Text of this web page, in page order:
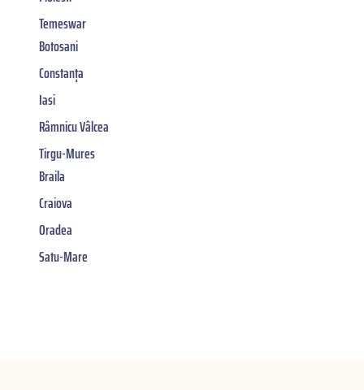
Temeswar
Botosani
Constanța
Iasi
Râmnicu Vâlcea
Tirgu-Mures
Braila
Craiova
Oradea
Satu-Mare